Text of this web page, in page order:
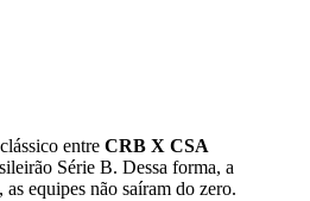
entre CRB X CSA
Série B. Dessa forma, a
equipes não saíram do zero.